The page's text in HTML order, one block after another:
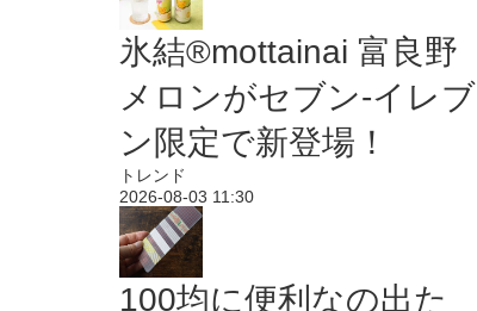
氷結®mottainai 富良野
メロンがセブン‐イレブ
ン限定で新登場！
トレンド
2026-08-03 11:30
100均に便利なの出た